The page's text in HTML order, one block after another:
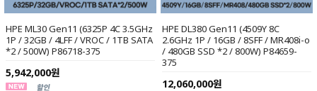
HPE ML30 Gen11 (6325P 4C 3.5GHz
1P / 32GB / 4LFF / VROC / 1TB SATA
*2 / 500W) P86718-375
5,942,000원
HPE DL380 Gen11 (4509Y 8C
2.6GHz 1P / 16GB / 8SFF / MR408i-o
/ 480GB SSD *2 / 800W) P84659-
375
12,060,000원